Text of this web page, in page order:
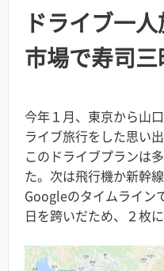
ドライブ一
市場で寿司三
今年１月、東京から山
ライブ旅行をした思い
このドライブプランは
た。次は飛行機か新幹線
Googleのタイムライン
日を跨いだため、２枚